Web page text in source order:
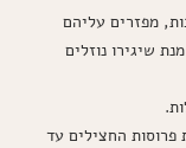
מפזרים עליהם
שיגירו נוזלים
החצילים עד